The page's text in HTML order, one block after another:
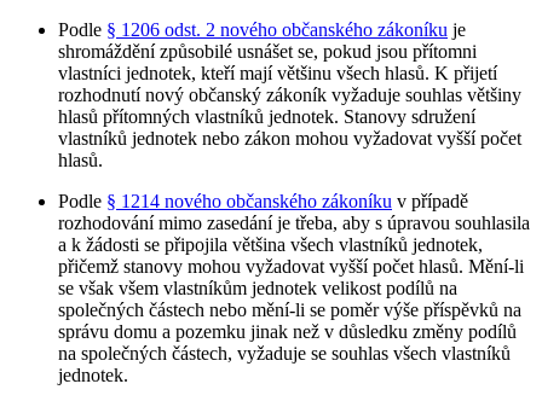
Podle § 1206 odst. 2 nového občanského zákoníku je
shromáždění způsobilé usnášet se, pokud jsou přítomni
vlastníci jednotek, kteří mají většinu všech hlasů. K přijetí
rozhodnutí nový občanský zákoník vyžaduje souhlas většiny
hlasů přítomných vlastníků jednotek. Stanovy sdružení
vlastníků jednotek nebo zákon mohou vyžadovat vyšší počet
hlasů.
Podle § 1214 nového občanského zákoníku v případě
rozhodování mimo zasedání je třeba, aby s úpravou souhlasila
a k žádosti se připojila většina všech vlastníků jednotek,
přičemž stanovy mohou vyžadovat vyšší počet hlasů. Mění-li
se však všem vlastníkům jednotek velikost podílů na
společných částech nebo mění-li se poměr výše příspěvků na
správu domu a pozemku jinak než v důsledku změny podílů
na společných částech, vyžaduje se souhlas všech vlastníků
jednotek.